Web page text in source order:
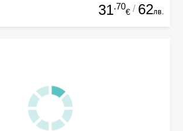
31.70
€ / 62лв.